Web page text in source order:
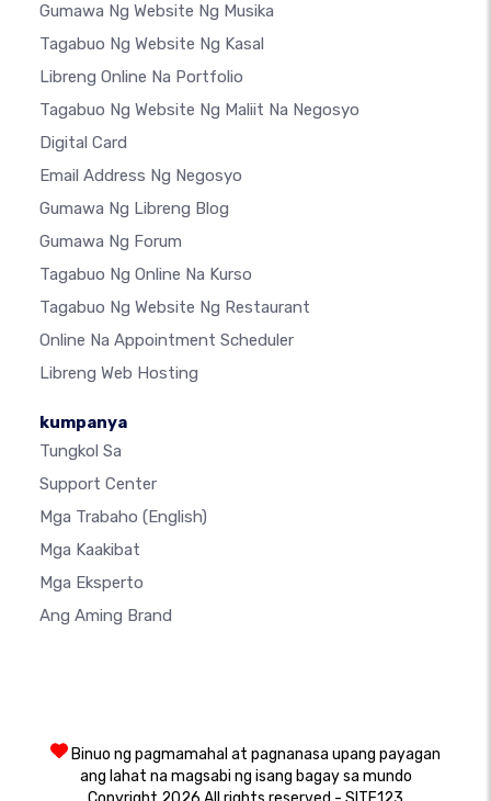
Gumawa Ng Website Ng Musika
Tagabuo Ng Website Ng Kasal
Libreng Online Na Portfolio
Tagabuo Ng Website Ng Maliit Na Negosyo
Digital Card
Email Address Ng Negosyo
Gumawa Ng Libreng Blog
Gumawa Ng Forum
Tagabuo Ng Online Na Kurso
Tagabuo Ng Website Ng Restaurant
Online Na Appointment Scheduler
Libreng Web Hosting
kumpanya
Tungkol Sa
Support Center
Mga Trabaho (English)
Mga Kaakibat
Mga Eksperto
Ang Aming Brand
Binuo ng pagmamahal at pagnanasa upang payagan
ang lahat na magsabi ng isang bagay sa mundo